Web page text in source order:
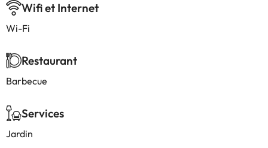
Wifi et Internet
Wi-Fi
Restaurant
Barbecue
Services
Jardin